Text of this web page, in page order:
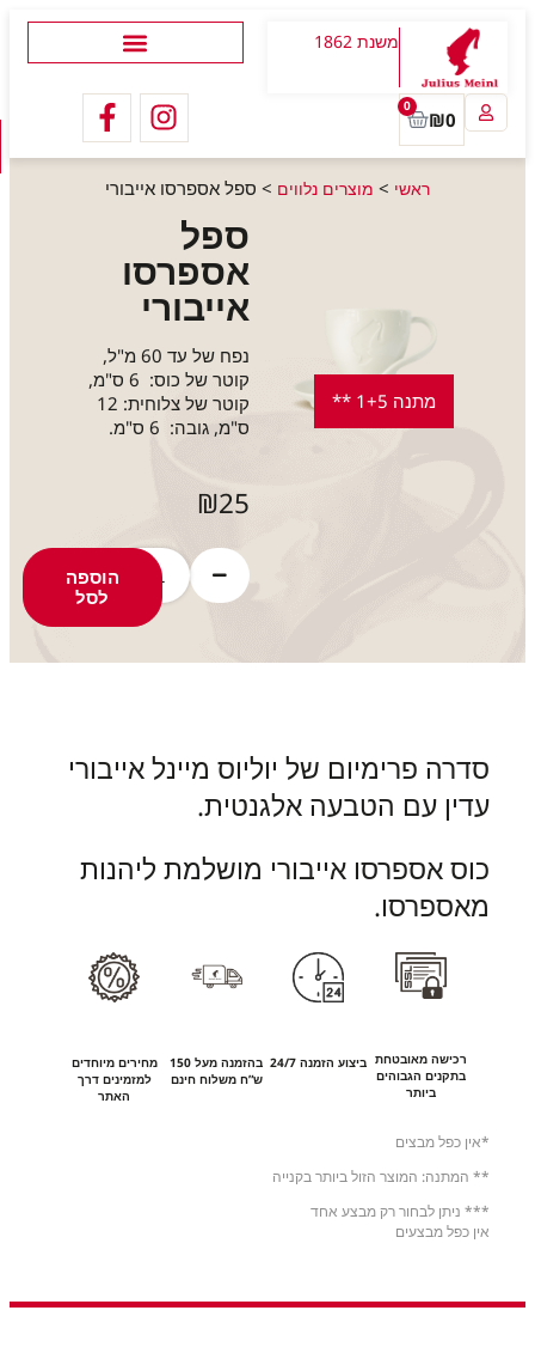
משנת 1862
0
ראשי>מוצרים נלווים>ספל אספרסו אייבורי
מתנה 1+5 **
ספל
אספרסו
אייבורי
נפח של עד 60 מ"ל,
קוטר של כוס: 6 ס"מ,
קוטר של צלוחית: 12
ס"מ, גובה: 6 ס"מ.
₪25
הוספה
לסל
סדרה פרימיום של יוליוס מיינל אייבורי
עדין עם הטבעה אלגנטית.
כוס אספרסו אייבורי מושלמת ליהנות
מאספרסו.
רכישה מאובטחת
בתקנים הגבוהים
ביותר
ביצוע הזמנה 24/7
בהזמנה מעל 150
ש”ח משלוח חינם
מחירים מיוחדים
למזמינים דרך
האתר
*אין כפל מבצים
** המתנה: המוצר הזול ביותר בקנייה
*** ניתן לבחור רק מבצע אחד
אין כפל מבצעים